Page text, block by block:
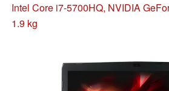
Intel Core i7-5700HQ, NVIDIA
1.9 kg